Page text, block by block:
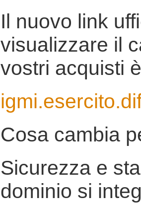
Il nuovo link
visualizzare il
vostri acquisti
Cosa cambia
Sicurezza e
dominio si